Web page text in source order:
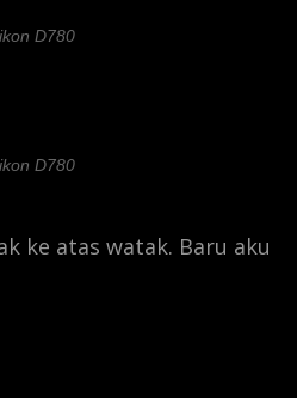
D780
D780
ke atas watak. Baru aku